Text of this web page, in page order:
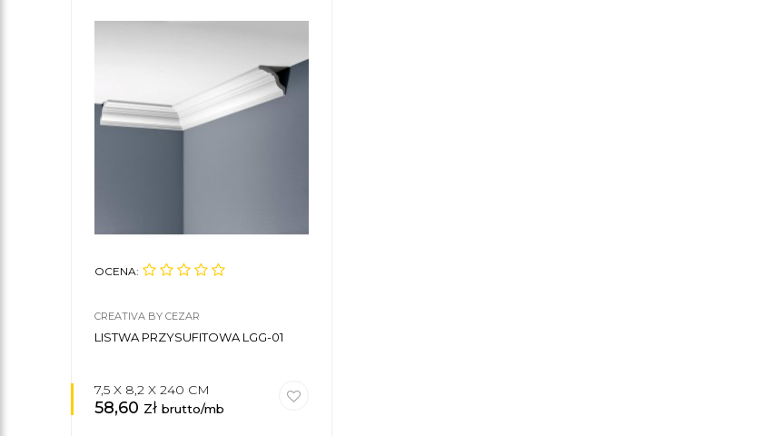
OCENA:
CREATIVA BY CEZAR
LISTWA PRZYSUFITOWA LGG-01
7,5 X 8,2 X 240 CM
58,60 zł brutto/mb